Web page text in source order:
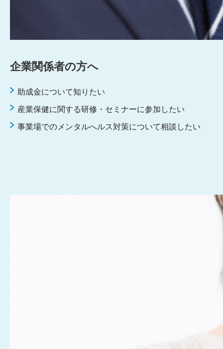
企業関係者の⽅へ
助成金について知りたい
産業保健に関する研修・セミナーに参加したい
事業場でのメンタルへルス対策について相談したい